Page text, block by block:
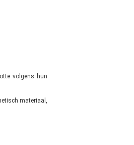
volgens hun
materiaal,